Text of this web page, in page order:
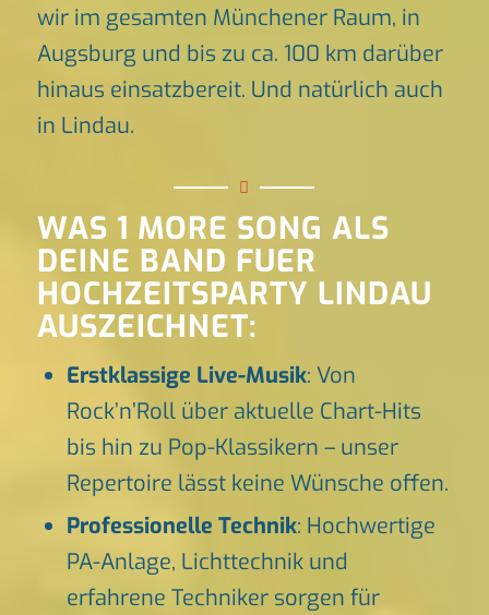
wir im gesamten Münchener Raum, in
Augsburg und bis zu ca. 100 km darüber
hinaus einsatzbereit. Und natürlich auch
in Lindau.
WAS 1 MORE SONG ALS
DEINE BAND FUER
HOCHZEITSPARTY LINDAU
AUSZEICHNET:
Erstklassige Live-Musik: Von
Rock’n’Roll über aktuelle Chart-Hits
bis hin zu Pop-Klassikern – unser
Repertoire lässt keine Wünsche offen.
Professionelle Technik: Hochwertige
PA-Anlage, Lichttechnik und
erfahrene Techniker sorgen für